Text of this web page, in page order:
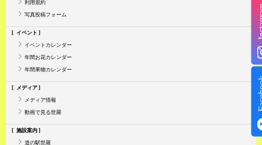
利用規約
写真投稿フォーム
イベント
イベントカレンダー
年間お花カレンダー
年間果物カレンダー
メディア
メディア情報
動画で見る世羅
施設案内
道の駅世羅